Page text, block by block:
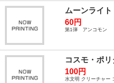
ムーンライ
60円
第1弾 アンコモン
コスモ・ポ
100円
水文明 クリーチャー